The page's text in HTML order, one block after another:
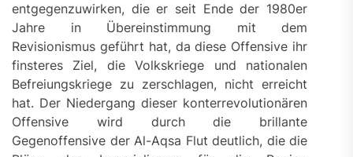
entgegenzuwirken, die er seit Ende der 1980er
Jahre in Übereinstimmung mit dem
Revisionismus geführt hat, da diese Offensive ihr
finsteres Ziel, die Volkskriege und nationalen
Befreiungskriege zu zerschlagen, nicht erreicht
hat. Der Niedergang dieser konterrevolutionären
Offensive wird durch die brillante
Gegenoffensive der Al-Aqsa Flut deutlich, die die